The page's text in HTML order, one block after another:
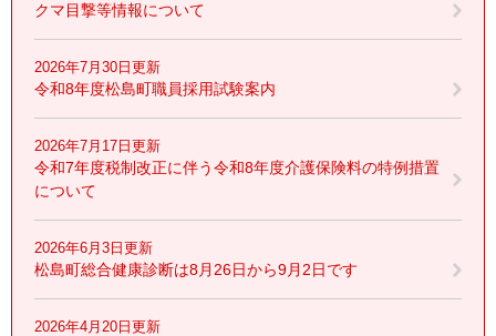
クマ目撃等情報について
2026年7月30日更新
令和8年度松島町職員採用試験案内
2026年7月17日更新
令和7年度税制改正に伴う令和8年度介護保険料の特例措置
について
2026年6月3日更新
松島町総合健康診断は8月26日から9月2日です
2026年4月20日更新